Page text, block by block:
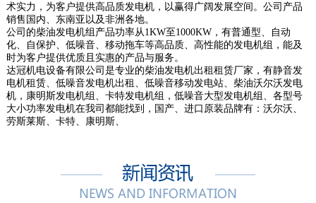
术实力，为客户提供高品质发电机，以赢得广阔发展空间。公司产品
销售国内、东南亚以及非洲各地。
公司的柴油发电机组产品功率从1KW至1000KW，有普通型、自动
化、自保护、低噪音、移动拖车等高品质、高性能的发电机组，能及
时为客户提供优质且实惠的产品与服务。
达冠机电设备有限公司是专业的柴油发电机出租租赁厂家，有静音发
电机租赁、低噪音发电机出租、低噪音移动发电站、柴油沃尔沃发电
机，康明斯发电机组、卡特发电机组，低噪音大型发电机组、各型号
大小功率发电机在我司都能找到，国产、进口原装品牌有：沃尔沃、
劳斯莱斯、卡特、康明斯、